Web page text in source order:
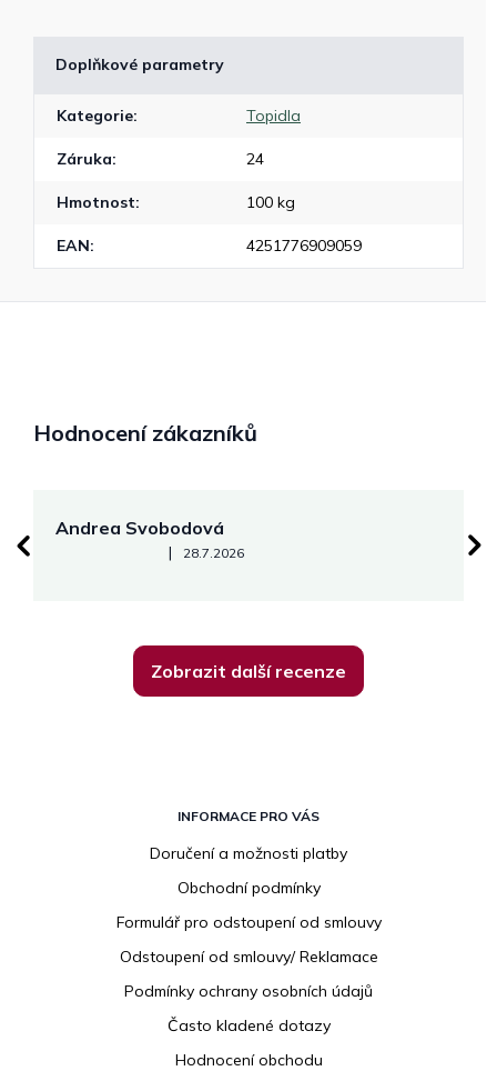
Doplňkové parametry
Kategorie: Topidla
Záruka: 24
Hmotnost: 100 kg
EAN: 4251776909059
Hodnocení zákazníků
Andrea Svobodová
Hodnocení obchodu je 5 z 5 hvězdiček.
| 28.7.2026
Zobrazit další recenze
INFORMACE PRO VÁS
Doručení a možnosti platby
Obchodní podmínky
Formulář pro odstoupení od smlouvy
Odstoupení od smlouvy/ Reklamace
Podmínky ochrany osobních údajů
Často kladené dotazy
Hodnocení obchodu